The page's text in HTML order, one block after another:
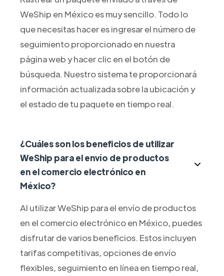
WeShip en México es muy sencillo. Todo lo
que necesitas hacer es ingresar el número de
seguimiento proporcionado en nuestra
página web y hacer clic en el botón de
búsqueda. Nuestro sistema te proporcionará
información actualizada sobre la ubicación y
el estado de tu paquete en tiempo real.
¿Cuáles son los beneficios de utilizar
WeShip para el envío de productos
en el comercio electrónico en
México?
Al utilizar WeShip para el envío de productos
en el comercio electrónico en México, puedes
disfrutar de varios beneficios. Estos incluyen
tarifas competitivas, opciones de envío
flexibles, seguimiento en línea en tiempo real,